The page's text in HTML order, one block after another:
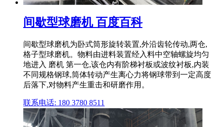
间歇型球磨机 百度百科
间歇型球磨机为卧式筒形旋转装置,外沿齿轮传动,两仓,
格子型球磨机。物料由进料装置经入料中空轴螺旋均匀
地进入 磨机 第一仓,该仓内有阶梯衬板或波纹衬板,内装
不同规格钢球,筒体转动产生离心力将钢球带到一定高度
后落下,对物料产生重击和研磨作用。
联系电话: 180 3780 8511